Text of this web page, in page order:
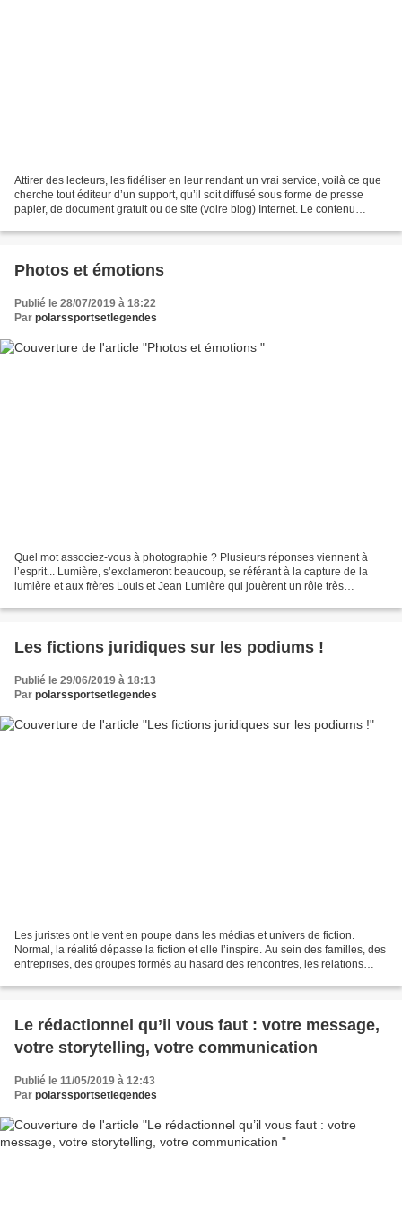
Attirer des lecteurs, les fidéliser en leur rendant un vrai service, voilà ce que
cherche tout éditeur d’un support, qu’il soit diffusé sous forme de presse
papier, de document gratuit ou de site (voire blog) Internet. Le contenu
Photos et émotions
Publié le 28/07/2019 à 18:22
Par polarssportsetlegendes
Quel mot associez-vous à photographie ? Plusieurs réponses viennent à
l’esprit... Lumière, s’exclameront beaucoup, se référant à la capture de la
lumière et aux frères Louis et Jean Lumière qui jouèrent un rôle très
Les fictions juridiques sur les podiums !
Publié le 29/06/2019 à 18:13
Par polarssportsetlegendes
Les juristes ont le vent en poupe dans les médias et univers de fiction.
Normal, la réalité dépasse la fiction et elle l’inspire. Au sein des familles, des
entreprises, des groupes formés au hasard des rencontres, les relations
Le rédactionnel qu’il vous faut : votre message,
votre storytelling, votre communication
Publié le 11/05/2019 à 12:43
Par polarssportsetlegendes